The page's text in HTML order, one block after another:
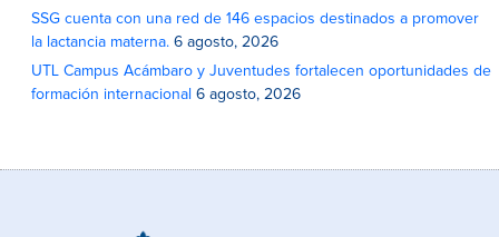
SSG cuenta con una red de 146 espacios destinados a promover
la lactancia materna. 6 agosto, 2026
UTL Campus Acámbaro y Juventudes fortalecen oportunidades de
formación internacional 6 agosto, 2026